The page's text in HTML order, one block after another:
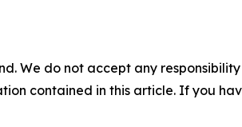
We do not accept any
contained in this article. If you